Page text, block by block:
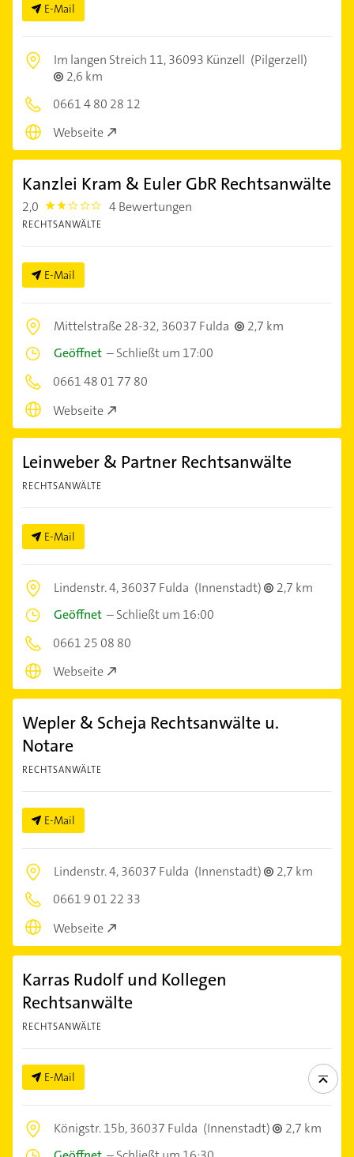
E-Mail
Im langen Streich 11,36093 Künzell (Pilgerzell)
2,6 km
0661 4 80 28 12
Webseite
Kanzlei Kram & Euler GbR Rechtsanwälte
2,0 2.0 4 Bewertungen
RECHTSANWÄLTE
E-Mail
Mittelstraße 28-32,36037 Fulda
2,7 km
Geöffnet –Schließt um 17:00
0661 48 01 77 80
Webseite
Leinweber & Partner Rechtsanwälte
RECHTSANWÄLTE
E-Mail
Lindenstr. 4,36037 Fulda (Innenstadt)
2,7 km
Geöffnet –Schließt um 16:00
0661 25 08 80
Webseite
Wepler & Scheja Rechtsanwälte u.
Notare
RECHTSANWÄLTE
E-Mail
Lindenstr. 4,36037 Fulda (Innenstadt)
2,7 km
0661 9 01 22 33
Webseite
Karras Rudolf und Kollegen
Rechtsanwälte
RECHTSANWÄLTE
E-Mail
Königstr. 15b,36037 Fulda (Innenstadt)
2,7 km